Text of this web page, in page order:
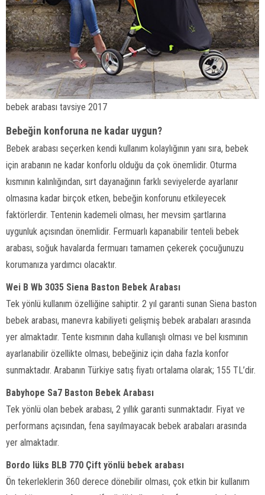
bebek arabası tavsiye 2017
Bebeğin konforuna ne kadar uygun?
Bebek arabası seçerken kendi kullanım kolaylığının yanı sıra, bebek
için arabanın ne kadar konforlu olduğu da çok önemlidir. Oturma
kısmının kalınlığından, sırt dayanağının farklı seviyelerde ayarlanır
olmasına kadar birçok etken, bebeğin konforunu etkileyecek
faktörlerdir. Tentenin kademeli olması, her mevsim şartlarına
uygunluk açısından önemlidir. Fermuarlı kapanabilir tenteli bebek
arabası, soğuk havalarda fermuarı tamamen çekerek çocuğunuzu
korumanıza yardımcı olacaktır.
Wei B Wb 3035 Siena Baston Bebek Arabası
Tek yönlü kullanım özelliğine sahiptir. 2 yıl garanti sunan Siena baston
bebek arabası, manevra kabiliyeti gelişmiş bebek arabaları arasında
yer almaktadır. Tente kısmının daha kullanışlı olması ve bel kısmının
ayarlanabilir özellikte olması, bebeğiniz için daha fazla konfor
sunmaktadır. Arabanın Türkiye satış fiyatı ortalama olarak; 155 TL’dir.
Babyhope Sa7 Baston Bebek Arabası
Tek yönlü olan bebek arabası, 2 yıllık garanti sunmaktadır. Fiyat ve
performans açısından, fena sayılmayacak bebek arabaları arasında
yer almaktadır.
Bordo lüks BLB 770 Çift yönlü bebek arabası
Ön tekerleklerin 360 derece dönebilir olması, çok etkin bir kullanım